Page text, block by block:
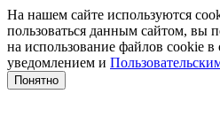
На нашем сайте используются
пользоваться данным сайтом, вы
на использование файлов cookie
уведомлением и
Понятно